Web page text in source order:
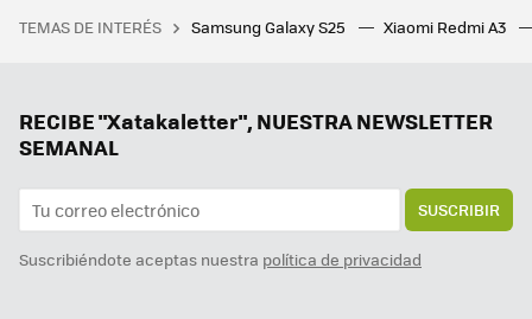
Una jardinera ganó más de un millón de euros por el fallo de una web de juegos. Le dijeron que solo le pagarían 20.000, y ha ganado el juicio
TEMAS DE INTERÉS Samsung Galaxy S25 Xiaomi Redmi A3
RECIBE "Xatakaletter", NUESTRA NEWSLETTER
SEMANAL
SUSCRIBIR
Suscribiéndote aceptas nuestra política de privacidad